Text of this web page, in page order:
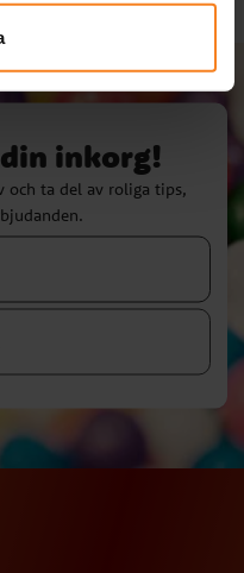
inkorg!
och ta del av roliga tips,